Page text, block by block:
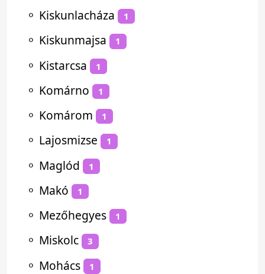
⚬ Kiskunlacháza 1
⚬ Kiskunmajsa 1
⚬ Kistarcsa 1
⚬ Komárno 1
⚬ Komárom 1
⚬ Lajosmizse 1
⚬ Maglód 1
⚬ Makó 1
⚬ Mezőhegyes 1
⚬ Miskolc 3
⚬ Mohács 1